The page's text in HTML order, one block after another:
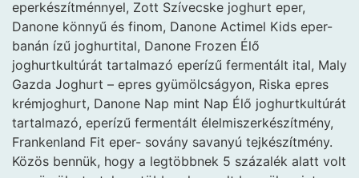
eperkészítménnyel, Zott Szívecske joghurt eper,
Danone könnyű és finom, Danone Actimel Kids eper-
banán ízű joghurtital, Danone Frozen Élő
joghurtkultúrát tartalmazó eperízű fermentált ital, Maly
Gazda Joghurt – epres gyümölcságyon, Riska epres
krémjoghurt, Danone Nap mint Nap Élő joghurtkultúrát
tartalmazó, eperízű fermentált élelmiszerkészítmény,
Frankenland Fit eper- sovány savanyú tejkészítmény.
Közös bennük, hogy a legtöbbnek 5 százalék alatt volt